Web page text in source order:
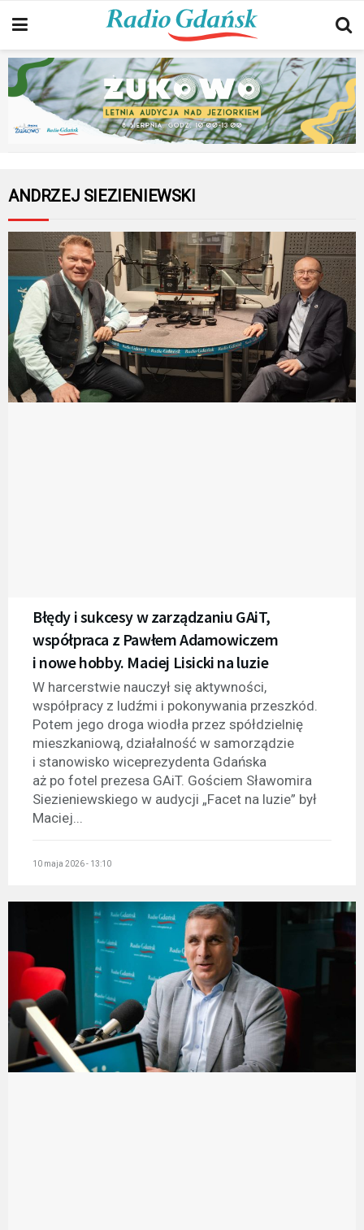
ANDRZEJ SIEZIENIEWSKI
Błędy i sukcesy w zarządzaniu GAiT,
współpraca z Pawłem Adamowiczem
i nowe hobby. Maciej Lisicki na luzie
W harcerstwie nauczył się aktywności,
współpracy z ludźmi i pokonywania przeszkód.
Potem jego droga wiodła przez spółdzielnię
mieszkaniową, działalność w samorządzie
i stanowisko wiceprezydenta Gdańska
aż po fotel prezesa GAiT. Gościem Sławomira
Siezieniewskiego w audycji „Facet na luzie” był
Maciej...
10 maja 2026 - 13:10